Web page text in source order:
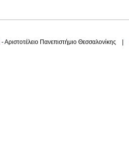
- Αριστοτέλειο Πανεπιστήμιο Θεσσαλονίκης |